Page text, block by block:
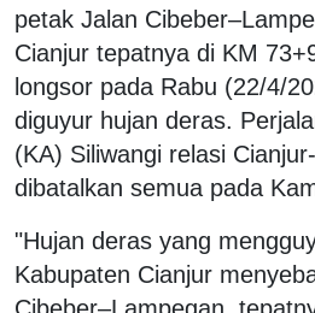
petak Jalan
Cianjur tepatnya di KM
longsor pada Rabu (22/4/
diguyur hujan deras.
(KA) Siliwangi relasi
dibatalkan semua pada
"Hujan deras yang
Kabupaten Cianjur